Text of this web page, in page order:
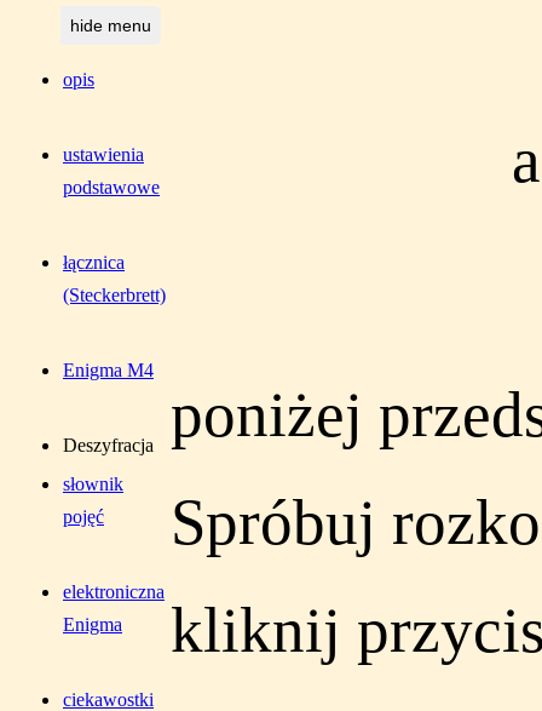
hide menu
opis
ustawienia
podstawowe
łącznica
(Steckerbrett)
Enigma M4
Deszyfracja
słownik
pojęć
elektroniczna
Enigma
ciekawostki
poniżej
Spróbuj
kliknij